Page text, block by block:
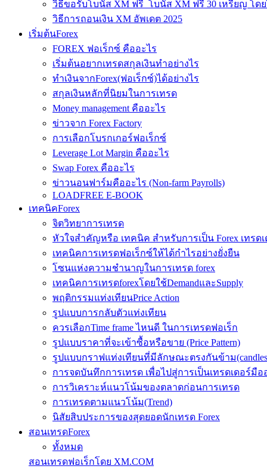
วิธีขอรับโบนัส XM ฟรี โบนัส XM ฟรี 30 เหรียญ โดย
วิธีการถอนเงิน XM อัพเดต 2025
เริ่มต้นForex
FOREX ฟอเร็กซ์ คืออะไร
เริ่มต้นอยากเทรดสกุลเงินทำอย่างไร
ทำเงินจากForex(ฟอเร็กซ์)ได้อย่างไร
สกุลเงินหลักที่นิยมในการเทรด
Money management คืออะไร
ข่าวจาก Forex Factory
การเลือกโบรกเกอร์ฟอเร็กซ์
Leverage Lot Margin คืออะไร
Swap Forex คืออะไร
ข่าวนอนฟาร์มคืออะไร (Non-farm Payrolls)
LOADFREE E-BOOK
เทคนิคForex
จิตวิทยาการเทรด
หัวใจสำคัญหรือ เทคนิค สำหรับการเป็น Forex เทรดเ
เทคนิคการเทรดฟอเร็กซ์ให้ได้กำไรอย่างยั่งยืน
โซนแห่งความชำนาญในการเทรด forex
เทคนิคการเทรดforexโดยใช้DemandและSupply
พฤติกรรมแท่งเทียนPrice Action
รูปแบบการกลับตัวแท่งเทียน
ควรเลือกTime frame ไหนดี ในการเทรดฟอเร็ก
รูปแบบราคาที่จะเข้าซื้อหรือขาย (Price Pattern)
รูปแบบกราฟแท่งเทียนที่มีลักษณะตรงกันข้าม
การจดบันทึกการเทรด เพื่อไปสู่การเป็นเทรดเดอร์มื
การวิเคราะห์แนวโน้มของตลาดก่อนการเทรด
การเทรดตามแนวโน้ม(Trend)
นิสัยสิบประการของสุดยอดนักเทรด Forex
สอนเทรดForex
ทั้งหมด
สอนเทรดฟอเร็กโดย XM.COM